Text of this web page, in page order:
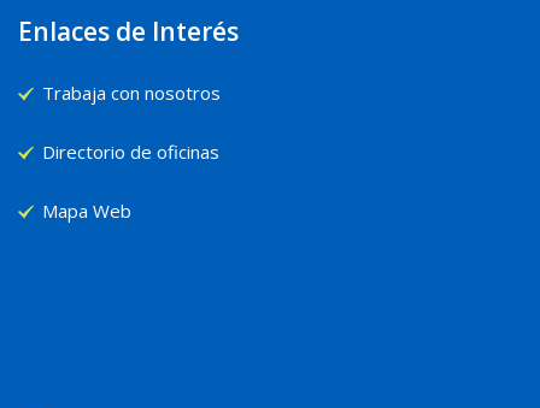
Enlaces de Interés
Trabaja con nosotros
Directorio de oficinas
Mapa Web